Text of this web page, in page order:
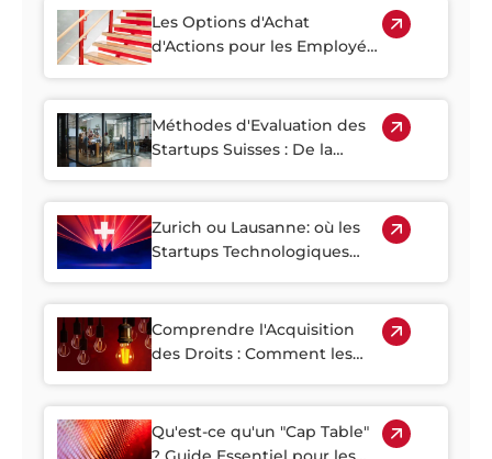
sur les Introductions en
Bourse, les Acquisitions et
Les Options d'Achat
d'Actions pour les Employés
Méthodes d'Evaluation des
Startups Suisses : De la
Zurich ou Lausanne: où les
Startups Technologiques
des Capitaux ?
Comprendre l'Acquisition
des Droits : Comment les
Calendriers de Quatre Ans
Influencent les Capitaux
Propres de votre Startup
Qu'est-ce qu'un "Cap Table"